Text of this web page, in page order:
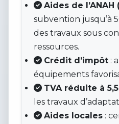
Aides de l’ANAH
subvention jusqu’à
des travaux sous
ressources.
Crédit d’impôt :
équipements
TVA réduite à 5,5
les travaux
Aides locales :